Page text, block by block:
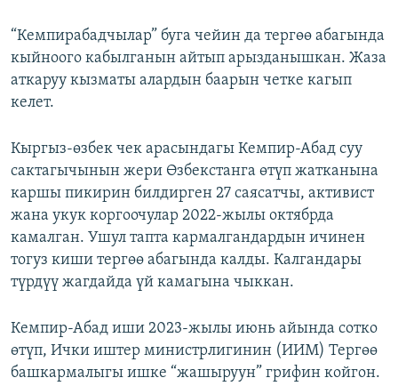
“Кемпирабадчылар” буга чейин да тергөө абагында
кыйноого кабылганын айтып арызданышкан. Жаза
аткаруу кызматы алардын баарын четке кагып
келет.
Кыргыз-өзбек чек арасындагы Кемпир-Абад суу
сактагычынын жери Өзбекстанга өтүп жатканына
каршы пикирин билдирген 27 саясатчы, активист
жана укук коргоочулар 2022-жылы октябрда
камалган. Ушул тапта кармалгандардын ичинен
тогуз киши тергөө абагында калды. Калгандары
түрдүү жагдайда үй камагына чыккан.
Кемпир-Абад иши 2023-жылы июнь айында сотко
өтүп, Ички иштер министрлигинин (ИИМ) Тергөө
башкармалыгы ишке “жашыруун” грифин койгон.